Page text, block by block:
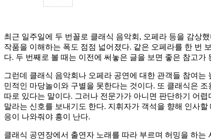
최근 일주일에 두 번꼴로 클래식 음악회, 오페라 등을 감상
작품을 이해하는 폭도 점점 넓어졌다. 같은 오페라를 한 번
다. 두 번째로 볼 때는 이전에 써놓은 글을 보면 좋은 참고
그런데 클래식 음악회나 오페라 공연에 대한 관객들 참여
민적인 마당놀이와 구별을 못한다는 것이다. 또 클래식은
따로 있다는 말이다. 그러나 전문가가 아니면 판단하기 어
말라는 신호를 보내기도 한다. 지휘자가 객석을 향해 인사
응이 나와줘야 흥이 난다.
클래식 공연장에서 출연자 노래를 따라 부르며 허밍을 하